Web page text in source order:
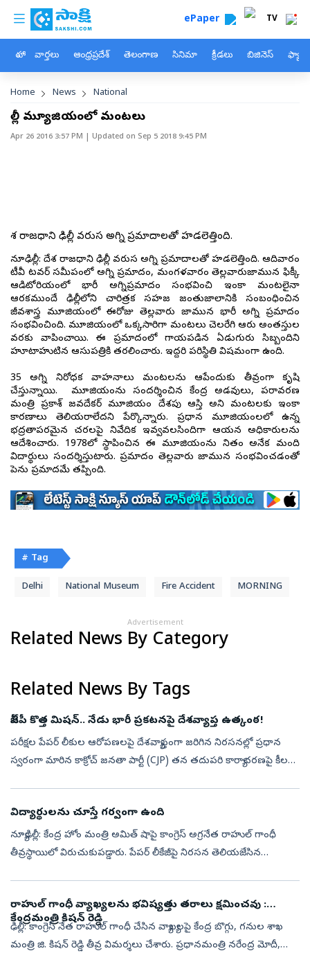
Skip to main content
custom menu ePaper TV
హోం వార్తలు ఆంధ్రప్రదేశ్ తెలంగాణ సినిమా క్రీడలు బిజినెస్
Breadcrumb
Home News National
ఢిల్లీ మ్యూజియంలో మంటలు
Apr 26 2016 3:57 PM | Updated on Sep 5 2018 9:45 PM
దేశ రాజధాని ఢిల్లీ వరుస అగ్ని ప్రమాదాలతో హడలెత్తింది.
న్యూఢిల్లీ: దేశ రాజధాని ఢిల్లీ వరుస అగ్ని ప్రమాదాలతో హడలెత్తింది. ఆదివారం
టీవీ టవర్ సమీపంలో అగ్ని ప్రమాదం, మంగళవారం తెల్లవారుజామున ఫిక్కీ
ఆడిటోరియంలో భారీ అగ్నిప్రమాదం సంభవించి ఇంకా మంటలైనా
ఆరకముందే ఢిల్లీలోని చారిత్రక సహజ జంతుజాలానికి సంబంధించిన
జీవశాస్త్ర మ్యూజియంలో ఈరోజు తెల్లవారు జామున భారీ అగ్ని ప్రమాదం
సంభవించింది. మ్యూజియంలో ఒక్కసారిగా మంటలు చెలరేగి ఆరు అంతస్తుల
వరకు వ్యాపించాయి. ఈ ప్రమాదంలో గాయపడిన ఏడుగురు సిబ్బందిని
హూటాహుటిన ఆసుపత్రికి తరలించారు. ఇద్దరి పరిస్థితి విషమంగా ఉంది.
35 అగ్ని నిరోధక వాహనాలు మంటలను ఆపేందుకు తీవ్రంగా కృషి
చేస్తున్నాయి. మ్యూజియంను సందర్శించిన కేంద్ర అడవులు, పర్యావరణ
మంత్రి ప్రకాశ్ జవదేకర్ మ్యూజియం దేశపు ఆస్తి అని మంటలకు ఇంకా
కారణాలు తెలియరాలేదని పేర్కొన్నారు. ప్రధాన మ్యూజియంలలో ఉన్న
భద్రతాపరమైన చర్యలపై నివేదిక ఇవ్వవలసిందిగా ఆయన అధికారులను
ఆదేశించారు. 1978లో స్థాపించిన ఈ మ్యూజియంను నిత్యం అనేక మంది
విద్యార్థులు సందర్శిస్తుటారు. ప్రమాదం తెల్లవారు జామున సంభవించడంతో
పెను ప్రమాదమే తప్పింది.
# Tag
Delhi National Museum Fire Accident MORNING
Advertisement
Related News By Category
Related News By Tags
సీజేపీ కొత్త మిషన్‌.. నేడు భారీ ప్రకటనపై దేశవ్యాప్త ఉత్కంఠ!
పరీక్షల పేపర్ లీకుల ఆరోపణలపై దేశవ్యాప్తంగా జరిగిన నిరసనల్లో ప్రధాన
స్వరంగా మారిన కాక్రోచ్‌ జనతా పార్టీ (CJP) తన తదుపరి కార్యాచరణపై కీలక
విద్యార్థులను చూస్తే గర్వంగా ఉంది
న్యూఢిల్లీ: కేంద్ర హోం మంత్రి అమిత్‌ షాపై కాంగ్రెస్‌ అగ్రనేత రాహుల్‌ గాంధీ
తీవ్రస్థాయిలో విరుచుకుపడ్డారు. పేపర్‌ లీకేజీపై నిరసన తెలియజేసిన
రాహుల్ గాంధీ వ్యాఖ్యలను భవిష్యత్తు తరాలు క్షమించవు :
కేంద్రమంత్రి కిషన్ రెడ్డి
ఢిల్లీ: కాంగ్రెస్ నేత రాహుల్ గాంధీ చేసిన వ్యాఖ్యలపై కేంద్ర బొగ్గు, గనుల శాఖ
మంత్రి జి. కిషన్ రెడ్డి తీవ్ర విమర్శలు చేశారు. ప్రధానమంత్రి నరేంద్ర మోదీ,